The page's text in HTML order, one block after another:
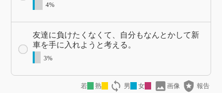
4%
友達に負けたくなくて、自分もなんとかして新
車を手に入れようと考える。
3%
若 熟 loop 男 女 image 画像 local_police 報告